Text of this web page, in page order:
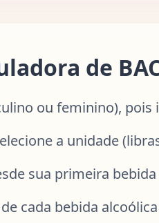
de
ou feminino),
a unidade
sua primeira
cada bebida